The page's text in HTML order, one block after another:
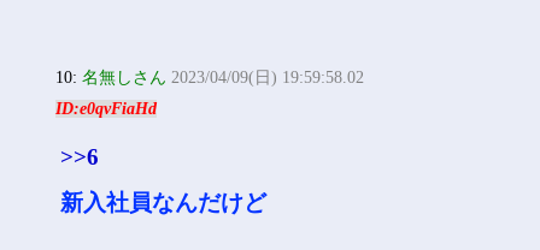
10:名無しさん 2023/04/09(日) 19:59:58.02
ID:e0qvFiaHd
>>6
新入社員なんだけど